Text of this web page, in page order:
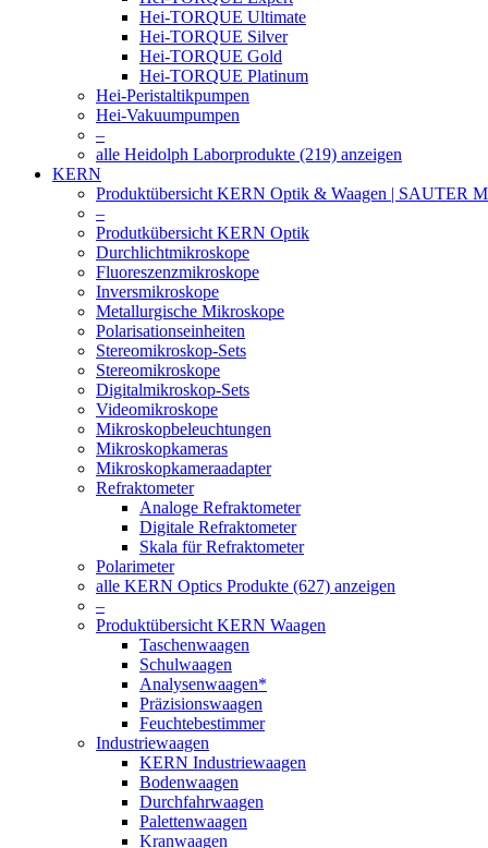
Hei-TORQUE Ultimate
Hei-TORQUE Silver
Hei-TORQUE Gold
Hei-TORQUE Platinum
Hei-Peristaltikpumpen
Hei-Vakuumpumpen
–
alle Heidolph Laborprodukte (219) anzeigen
KERN
Produktübersicht KERN Optik & Waagen | SAUTER
–
Produtkübersicht KERN Optik
Durchlichtmikroskope
Fluoreszenzmikroskope
Inversmikroskope
Metallurgische Mikroskope
Polarisationseinheiten
Stereomikroskop-Sets
Stereomikroskope
Digitalmikroskop-Sets
Videomikroskope
Mikroskopbeleuchtungen
Mikroskopkameras
Mikroskopkameraadapter
Refraktometer
Analoge Refraktometer
Digitale Refraktometer
Skala für Refraktometer
Polarimeter
alle KERN Optics Produkte (627) anzeigen
–
Produktübersicht KERN Waagen
Taschenwaagen
Schulwaagen
Analysenwaagen*
Präzisionswaagen
Feuchtebestimmer
Industriewaagen
KERN Industriewaagen
Bodenwaagen
Durchfahrwaagen
Palettenwaagen
Kranwaagen